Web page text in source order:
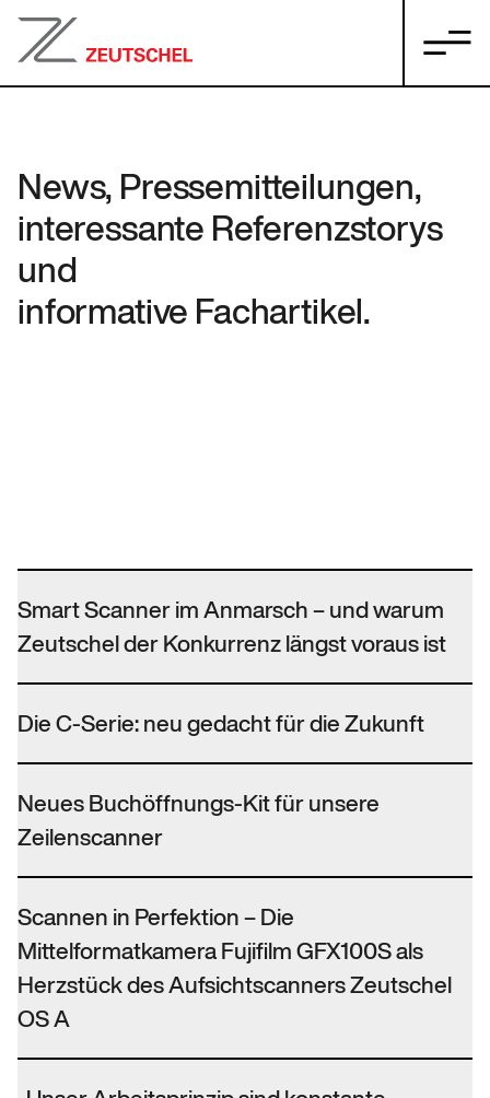
News, Pressemitteilungen,
interessante Referenzstorys
und
informative Fachartikel.
Smart Scanner im Anmarsch – und warum
Zeutschel der Konkurrenz längst voraus ist
Die C-Serie: neu gedacht für die Zukunft
Neues Buchöffnungs-Kit für unsere
Zeilenscanner
Scannen in Perfektion – Die
Mittelformatkamera Fujifilm GFX100S als
Herzstück des Aufsichtscanners Zeutschel
OS A